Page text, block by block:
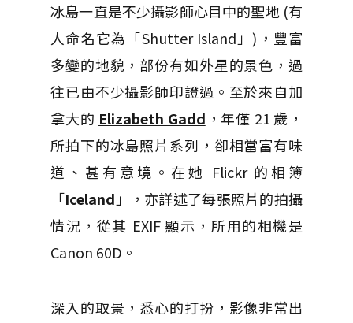
冰島一直是不少攝影師心目中的聖地 (有
人命名它為「Shutter Island」)，豐富
多變的地貌，部份有如外星的景色，過
往已由不少攝影師印證過。至於來自加
拿大的 Elizabeth Gadd ，年僅 21 歲，
所拍下的冰島照片系列，卻相當富有味
道、甚有意境。在她 Flickr 的相簿
「Iceland 」，亦詳述了每張照片的拍攝
情況，從其 EXIF 顯示，所用的相機是
Canon 60D。
深入的取景，悉心的打扮，影像非常出